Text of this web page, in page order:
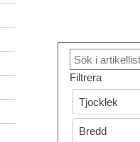
Filtrera